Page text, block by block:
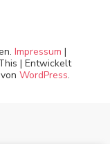
Impressum |
| Entwickelt
WordPress.